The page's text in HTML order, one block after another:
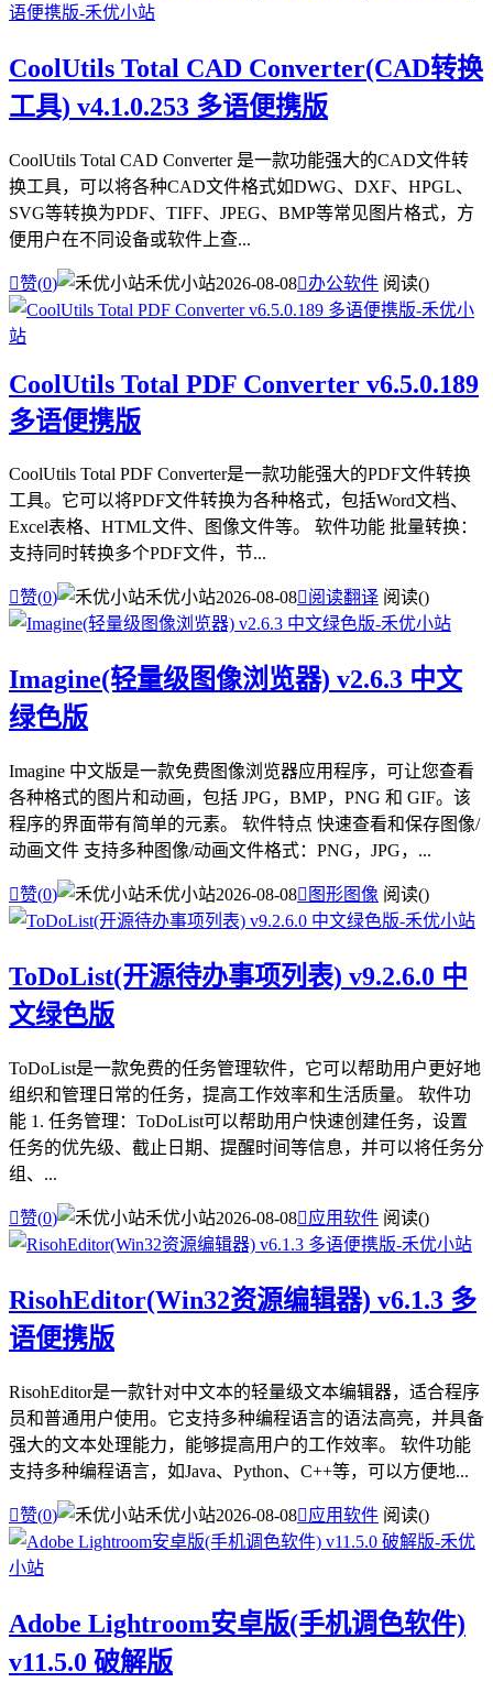
CoolUtils Total CAD Converter(CAD转换
工具) v4.1.0.253 多语便携版
CoolUtils Total CAD Converter 是一款功能强大的CAD文件转
换工具，可以将各种CAD文件格式如DWG、DXF、HPGL、
SVG等转换为PDF、TIFF、JPEG、BMP等常见图片格式，方
便用户在不同设备或软件上查...
赞(0) 禾优小站2026-08-08办公软件 阅读()
CoolUtils Total PDF Converter v6.5.0.189
多语便携版
CoolUtils Total PDF Converter是一款功能强大的PDF文件转换
工具。它可以将PDF文件转换为各种格式，包括Word文档、
Excel表格、HTML文件、图像文件等。 软件功能 批量转换：
支持同时转换多个PDF文件，节...
赞(0) 禾优小站2026-08-08阅读翻译 阅读()
Imagine(轻量级图像浏览器) v2.6.3 中文
绿色版
Imagine 中文版是一款免费图像浏览器应用程序，可让您查看
各种格式的图片和动画，包括 JPG，BMP，PNG 和 GIF。该
程序的界面带有简单的元素。 软件特点 快速查看和保存图像/
动画文件 支持多种图像/动画文件格式：PNG，JPG，...
赞(0) 禾优小站2026-08-08 图形图像 阅读()
ToDoList(开源待办事项列表) v9.2.6.0 中
文绿色版
ToDoList是一款免费的任务管理软件，它可以帮助用户更好地
组织和管理日常的任务，提高工作效率和生活质量。 软件功
能 1. 任务管理：ToDoList可以帮助用户快速创建任务，设置
任务的优先级、截止日期、提醒时间等信息，并可以将任务分
组、...
赞(0) 禾优小站2026-08-08应用软件 阅读()
RisohEditor(Win32资源编辑器) v6.1.3 多
语便携版
RisohEditor是一款针对中文本的轻量级文本编辑器，适合程序
员和普通用户使用。它支持多种编程语言的语法高亮，并具备
强大的文本处理能力，能够提高用户的工作效率。 软件功能
支持多种编程语言，如Java、Python、C++等，可以方便地...
赞(0) 禾优小站2026-08-08应用软件 阅读()
Adobe Lightroom安卓版(手机调色软件)
v11.5.0 破解版